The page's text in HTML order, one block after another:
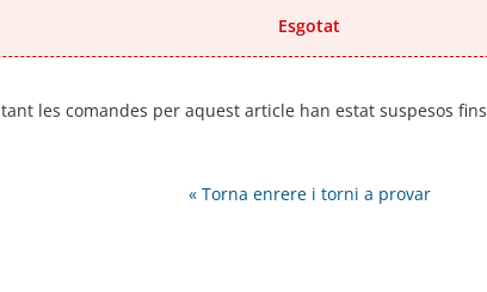
Esgotat
les comandes per aquest article han estat suspesos
« Torna enrere i torni a provar